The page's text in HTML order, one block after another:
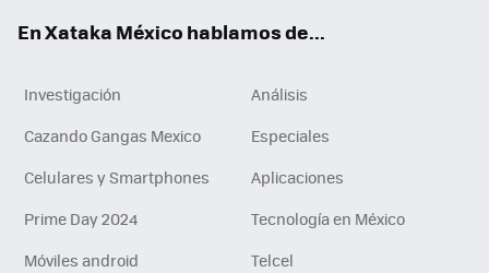
En Xataka México hablamos de...
Investigación
Análisis
Cazando Gangas Mexico
Especiales
Celulares y Smartphones
Aplicaciones
Prime Day 2024
Tecnología en México
Móviles android
Telcel